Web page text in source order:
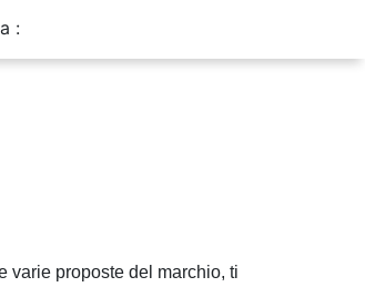
:
varie proposte del marchio, ti